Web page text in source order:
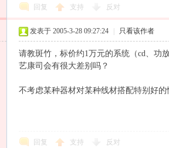
回复 支持 反对
发表于 2005-3-28 09:27:24 只看该作者
请教斑竹，标价约1万元的系统（cd、功
艺康司会有很大差别吗？
不考虑某种器材对某种线材搭配特别好
回复 支持 反对